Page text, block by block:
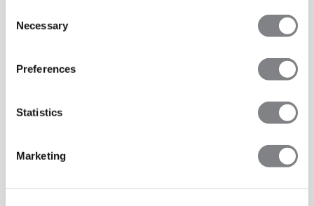
Selection
Necessary
Preferences
Statistics
Marketing